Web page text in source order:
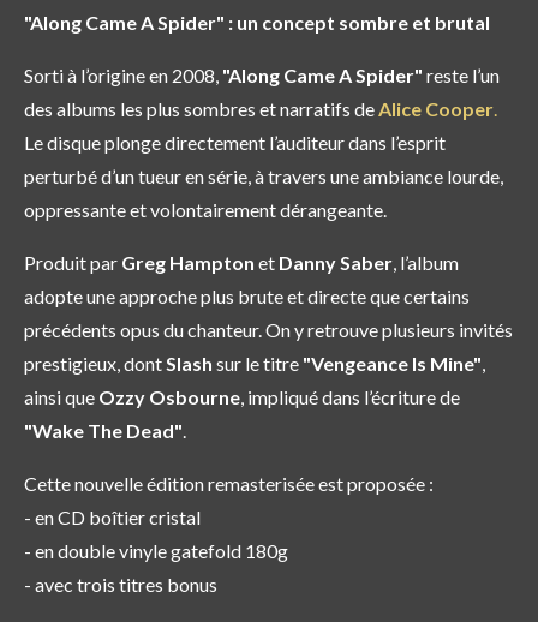
"Along Came A Spider" : un concept sombre et brutal
Sorti à l’origine en 2008, "Along Came A Spider" reste l’un
des albums les plus sombres et narratifs deAlice Cooper.
Le disque plonge directement l’auditeur dans l’esprit
perturbé d’un tueur en série, à travers une ambiance lourde,
oppressante et volontairement dérangeante.
Produit par Greg Hampton et Danny Saber, l’album
adopte une approche plus brute et directe que certains
précédents opus du chanteur. On y retrouve plusieurs invités
prestigieux, dontSlash sur le titre "Vengeance Is Mine",
ainsi que Ozzy Osbourne, impliqué dans l’écriture de
"Wake The Dead".
Cette nouvelle édition remasterisée est proposée :
- en CD boîtier cristal
- en double vinyle gatefold 180g
- avec trois titres bonus